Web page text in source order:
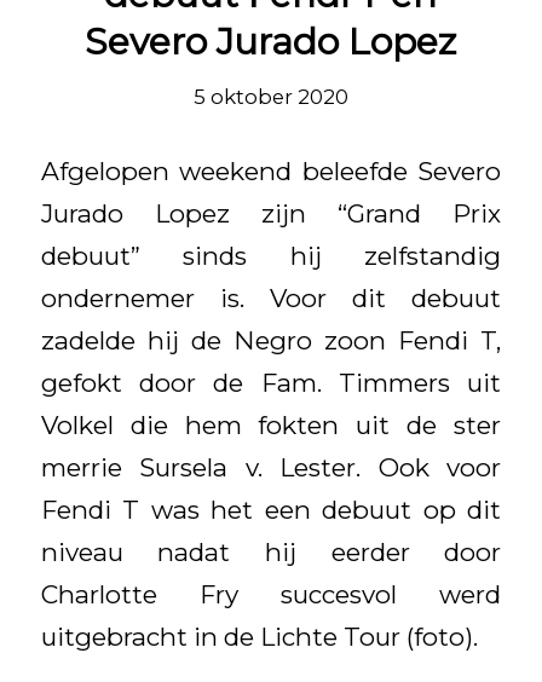
Severo Jurado Lopez
5 oktober 2020
Afgelopen weekend beleefde Severo
Jurado Lopez zijn “Grand Prix
debuut” sinds hij zelfstandig
ondernemer is. Voor dit debuut
zadelde hij de Negro zoon Fendi T,
gefokt door de Fam. Timmers uit
Volkel die hem fokten uit de ster
merrie Sursela v. Lester. Ook voor
Fendi T was het een debuut op dit
niveau nadat hij eerder door
Charlotte Fry succesvol werd
uitgebracht in de Lichte Tour (foto).